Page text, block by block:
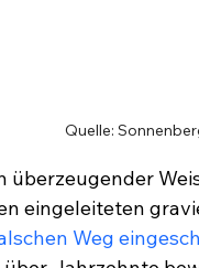
Quelle:
überzeugender
eingeleiteten
Weg